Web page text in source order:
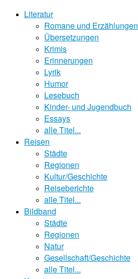
Literatur
Romane und Erzählungen
Übersetzungen
Krimis
Erinnerungen
Lyrik
Humor
Lesebuch
Kinder- und Jugendbuch
Essays
alle Titel...
Reisen
Städte
Regionen
Kultur/Geschichte
Reiseberichte
alle Titel...
Bildband
Städte
Regionen
Natur
Gesellschaft/Geschichte
alle Titel...